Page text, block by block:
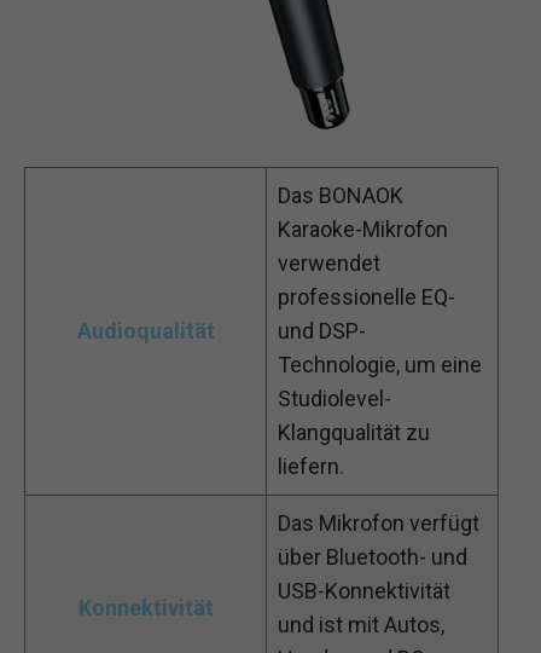
Audioqualität
Das BONAOK
Karaoke-Mikrofon
verwendet
professionelle EQ-
und DSP-
Technologie, um eine
Studiolevel-
Klangqualität zu
liefern.
Konnektivität
Das Mikrofon verfügt
über Bluetooth- und
USB-Konnektivität
und ist mit Autos,